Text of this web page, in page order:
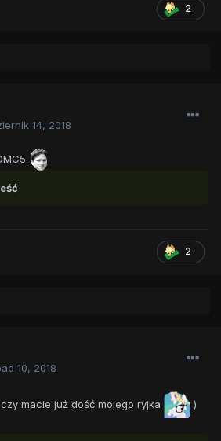
2
14, 2018
2
10, 2018
macie już dość mojego ryjka )